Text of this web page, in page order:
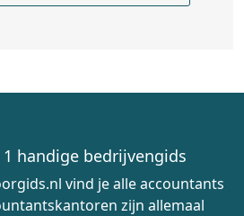
handige bedrijvengids
vind je alle accountants
zijn allemaal